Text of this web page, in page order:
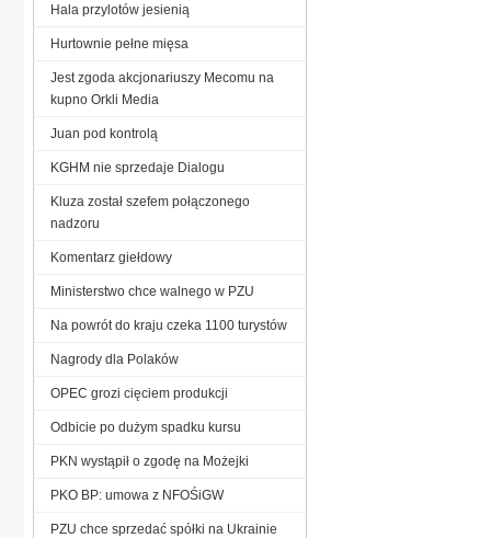
Hala przylotów jesienią
Hurtownie pełne mięsa
Jest zgoda akcjonariuszy Mecomu na
kupno Orkli Media
Juan pod kontrolą
KGHM nie sprzedaje Dialogu
Kluza został szefem połączonego
nadzoru
Komentarz giełdowy
Ministerstwo chce walnego w PZU
Na powrót do kraju czeka 1100 turystów
Nagrody dla Polaków
OPEC grozi cięciem produkcji
Odbicie po dużym spadku kursu
PKN wystąpił o zgodę na Możejki
PKO BP: umowa z NFOŚiGW
PZU chce sprzedać spółki na Ukrainie